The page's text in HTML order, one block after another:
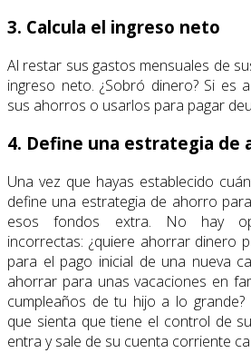
3. Calcula el ingreso neto
Al restar sus gastos mensuales de
ingreso neto. ¿Sobró dinero? Si es
sus ahorros o usarlos para pagar
4. Define una estrategia de
Una vez que hayas establecido
define una estrategia de ahorro
esos fondos extra. No hay
incorrectas: ¿quiere ahorrar dinero
para el pago inicial de una nueva
ahorrar para unas vacaciones en
cumpleaños de tu hijo a lo
que sienta que tiene el control de
entra y sale de su cuenta corriente